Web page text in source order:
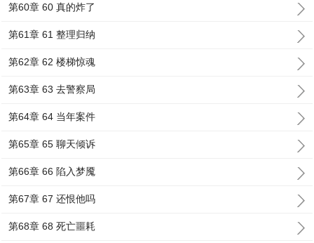
第60章 60 真的炸了
第61章 61 整理归纳
第62章 62 楼梯惊魂
第63章 63 去警察局
第64章 64 当年案件
第65章 65 聊天倾诉
第66章 66 陷入梦魇
第67章 67 还恨他吗
第68章 68 死亡噩耗